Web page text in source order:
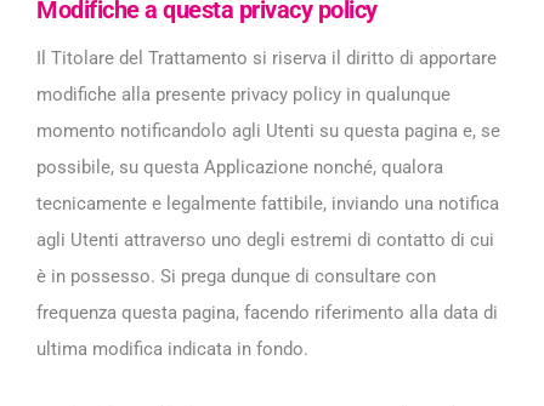
Modifiche a questa privacy policy
Il Titolare del Trattamento si riserva il diritto di apportare
modifiche alla presente privacy policy in qualunque
momento notificandolo agli Utenti su questa pagina e, se
possibile, su questa Applicazione nonché, qualora
tecnicamente e legalmente fattibile, inviando una notifica
agli Utenti attraverso uno degli estremi di contatto di cui
è in possesso. Si prega dunque di consultare con
frequenza questa pagina, facendo riferimento alla data di
ultima modifica indicata in fondo.